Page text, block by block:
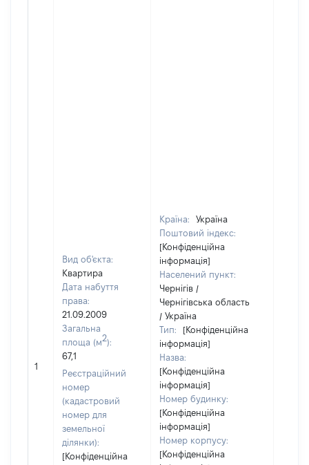
1
Вид об'єкта:
Квартира
Дата набуття
права:
21.09.2009
Загальна
площа (м2):
67,1
Реєстраційний
номер
(кадастровий
номер для
земельної
ділянки):
[Конфіденційна
Країна:
Україна
Поштовий індекс:
[Конфіденційна
інформація]
Населений пункт:
Чернігів /
Чернігівська область
/ Україна
Тип:
[Конфіденційна
інформація]
Назва:
[Конфіденційна
інформація]
Номер будинку:
[Конфіденційна
інформація]
Номер корпусу:
[Конфіденційна